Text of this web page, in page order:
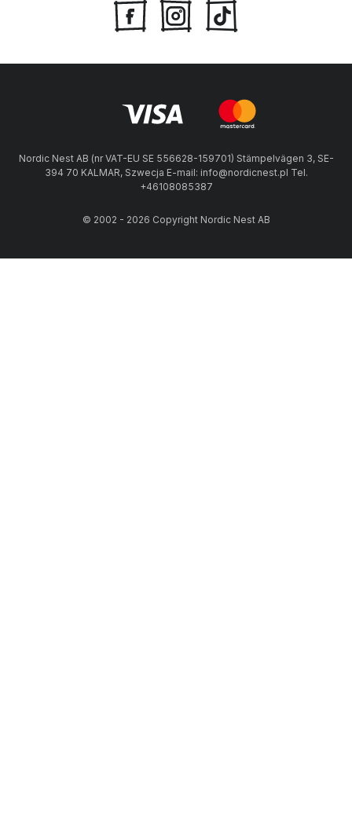
Nordic Nest AB (nr VAT-EU SE 556628-159701) Stämpelvägen 3, SE-
394 70 KALMAR, Szwecja E-mail: info@nordicnest.pl Tel.
+46108085387
© 2002 - 2026 Copyright Nordic Nest AB